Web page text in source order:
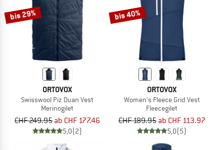
bis 29%
ORTOVOX
Swisswool Piz Duan Vest
Merinogilet
CHF 249.95 ab CHF 177.46
5,0(2)
bis 40%
ORTOVOX
Women's Fleece Grid Vest
Fleecegilet
CHF 189.95 ab CHF 113.97
5,0(5)